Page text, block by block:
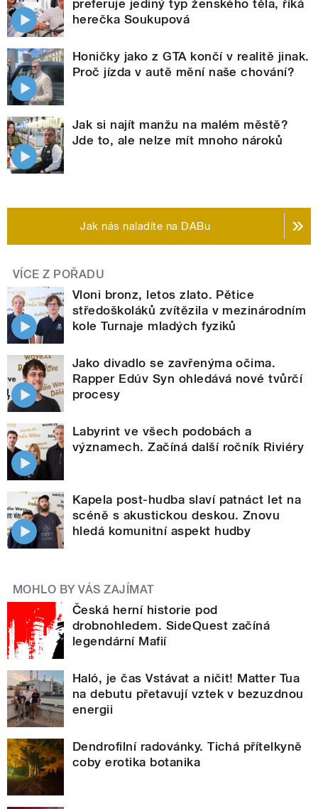
preferuje jediný typ ženského těla, říká
herečka Soukupová
Honičky jako z GTA končí v realitě jinak.
Proč jízda v autě mění naše chování?
Jak si najít manžu na malém městě?
Jde to, ale nelze mít mnoho nároků
Jak nás naladíte na DABu
VÍCE Z POŘADU
Vloni bronz, letos zlato. Pětice
středoškoláků zvítězila v mezinárodním
kole Turnaje mladých fyziků
Jako divadlo se zavřenýma očima.
Rapper Edúv Syn ohledává nové tvůrčí
procesy
Labyrint ve všech podobách a
významech. Začíná další ročník Riviéry
Kapela post-hudba slaví patnáct let na
scéně s akustickou deskou. Znovu
hledá komunitní aspekt hudby
MOHLO BY VÁS ZAJÍMAT
Česká herní historie pod
drobnohledem. SideQuest začíná
legendární Mafií
Haló, je čas Vstávat a ničit! Matter Tua
na debutu přetavují vztek v bezuzdnou
energii
Dendrofilní radovánky. Tichá přítelkyně
coby erotika botanika